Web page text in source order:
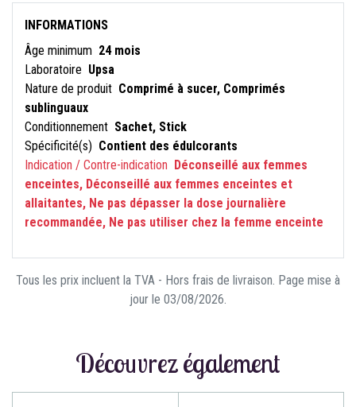
INFORMATIONS
Âge minimum 24 mois
Laboratoire Upsa
Nature de produit Comprimé à sucer, Comprimés
sublinguaux
Conditionnement Sachet, Stick
Spécificité(s) Contient des édulcorants
Indication / Contre-indication Déconseillé aux femmes
enceintes, Déconseillé aux femmes enceintes et
allaitantes, Ne pas dépasser la dose journalière
recommandée, Ne pas utiliser chez la femme enceinte
Tous les prix incluent la TVA - Hors frais de livraison. Page mise à
jour le 03/08/2026.
Découvrez également